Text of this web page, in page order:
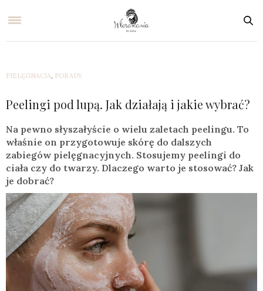
PIELĘGNACJA, PORADY
Peelingi pod lupą. Jak działają i jakie wybrać?
Na pewno słyszałyście o wielu zaletach peelingu. To
właśnie on przygotowuje skórę do dalszych
zabiegów pielęgnacyjnych. Stosujemy peelingi do
ciała czy do twarzy. Dlaczego warto je stosować? Jak
je dobrać?